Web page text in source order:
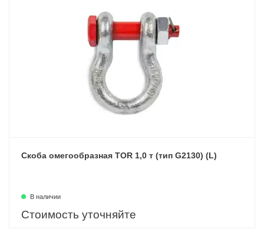
Скоба омегообразная TOR 1,0 т (тип G2130) (L)
В наличии
Стоимость уточняйте